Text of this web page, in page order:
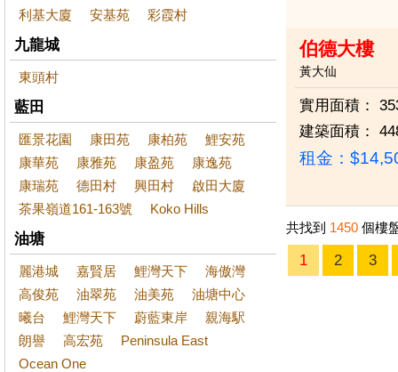
利基大廈 安基苑 彩霞村
九龍城
東頭村
藍田
匯景花園 康田苑 康柏苑
鯉安苑
康華苑
康雅苑 康盈苑
康逸苑
康瑞苑
德田村 興田村
啟田大廈
茶果嶺道161-163號
Koko Hills
油塘
麗港城 嘉賢居 鯉灣天下
海傲灣
高俊苑
油翠苑 油美苑
油塘中心
曦台
鯉灣天下 蔚藍東岸
親海駅
朗譽
高宏苑
Peninsula East
Ocean One
伯德大樓
黃大仙
實用面積：
建築面積：
租金：
共找到 1450 個樓
1 2 3